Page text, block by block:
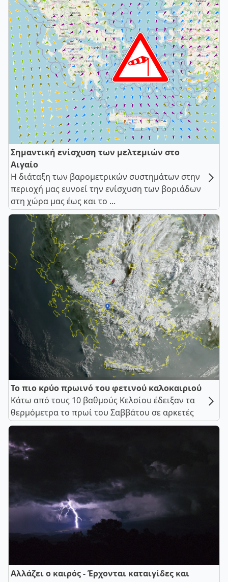
Σημαντική ενίσχυση των μελτεμιών στο
Αιγαίο
Η διάταξη των βαρομετρικών συστημάτων στην
περιοχή μας ευνοεί την ενίσχυση των βοριάδων
στη χώρα μας έως και το ...
Το πιο κρύο πρωινό του φετινού καλοκαιριού
Κάτω από τους 10 βαθμούς Κελσίου έδειξαν τα
θερμόμετρα το πρωί του Σαββάτου σε αρκετές
Αλλάζει ο καιρός - Έρχονται καταιγίδες και